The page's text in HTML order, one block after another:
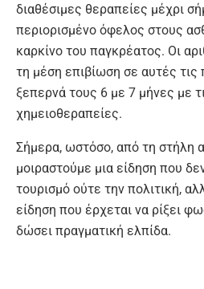
διαθέσιμες θεραπείες μέχρι
περιορισμένο όφελος στους
καρκίνο του παγκρέατος. Οι
τη μέση επιβίωση σε αυτές τις
ξεπερνά τους 6 με 7 μήνες με
χημειοθεραπείες.
Σήμερα, ωστόσο, από τη στήλη
μοιραστούμε μια είδηση που
τουρισμό ούτε την πολιτική,
είδηση που έρχεται να ρίξει
δώσει πραγματική ελπίδα.